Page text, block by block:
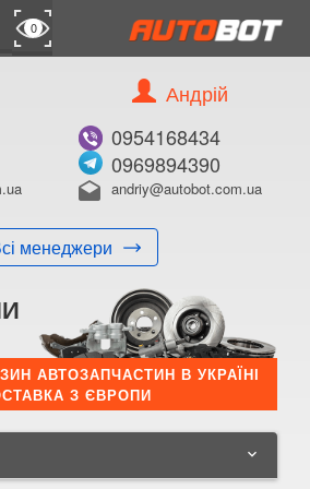
0
менеджери
Андрій
0954168434
0969894390
drafts andriy@autobot.com.ua
АВТОЗАПЧАСТИН В УКРАЇНІ
З ЄВРОПИ
keyboard_arrow_down